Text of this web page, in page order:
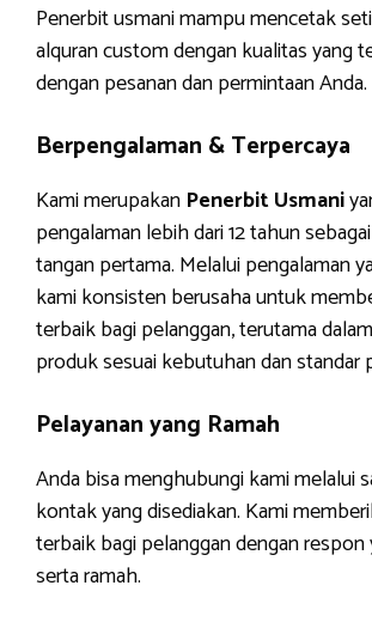
Penerbit usmani mampu mencetak
alquran custom dengan kualitas yang
dengan pesanan dan permintaan Anda.
Berpengalaman & Terpercaya
Kami merupakan Penerbit Usmani
pengalaman lebih dari 12 tahun
tangan pertama. Melalui pengalaman
kami konsisten berusaha untuk
terbaik bagi pelanggan, terutama
produk sesuai kebutuhan dan standar
Pelayanan yang Ramah
Anda bisa menghubungi kami melalui
kontak yang disediakan. Kami
terbaik bagi pelanggan dengan
serta ramah.